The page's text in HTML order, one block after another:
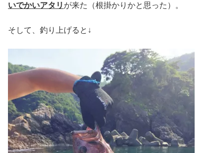
いでかいアタリ が来た（根掛かりかと思った）。
そして、釣り上げると↓